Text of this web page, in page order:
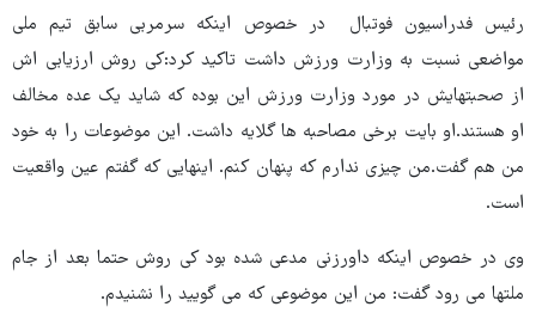
رئیس فدراسیون فوتبال در خصوص اینکه سرمربی سابق تیم ملی
مواضعی نسبت به وزارت ورزش داشت تاکید کرد:کی روش ارزیابی اش
از صحبتهایش در مورد وزارت ورزش این بوده که شاید یک عده مخالف
او هستند.او بایت برخی مصاحبه ها گلایه داشت. این موضوعات را به خود
من هم گفت.من چیزی ندارم که پنهان کنم. اینهایی که گفتم عین واقعیت
است.
وی در خصوص اینکه داورزنی مدعی شده بود کی روش حتما بعد از جام
ملتها می رود گفت: من این موضوعی که می گویید را نشنیدم.